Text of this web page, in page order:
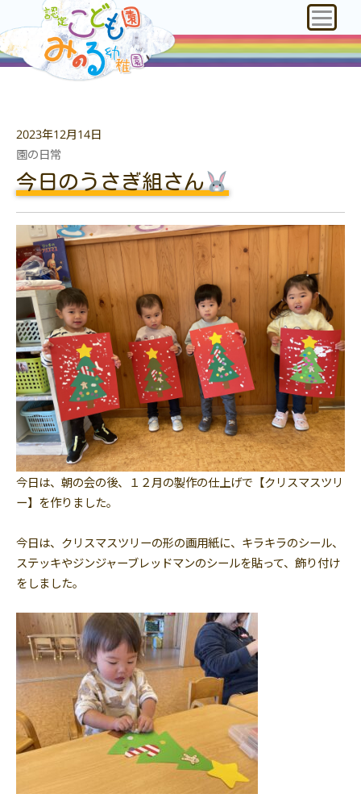
2023年12月14日
園の日常
今日のうさぎ組さん
今日は、朝の会の後、１２月の製作の仕上げで【クリスマスツリ
ー】を作りました。
今日は、クリスマスツリーの形の画用紙に、キラキラのシール、
ステッキやジンジャーブレッドマンのシールを貼って、飾り付け
をしました。